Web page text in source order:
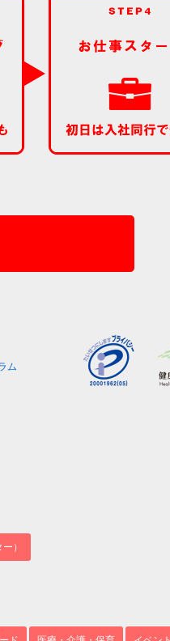
ム
）